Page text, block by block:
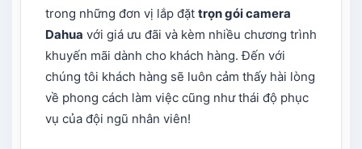
trong những đơn vị lắp đặt trọn gói camera
Dahua với giá ưu đãi và kèm nhiều chương trình
khuyến mãi dành cho khách hàng. Đến với
chúng tôi khách hàng sẽ luôn cảm thấy hài lòng
về phong cách làm việc cũng như thái độ phục
vụ của đội ngũ nhân viên!